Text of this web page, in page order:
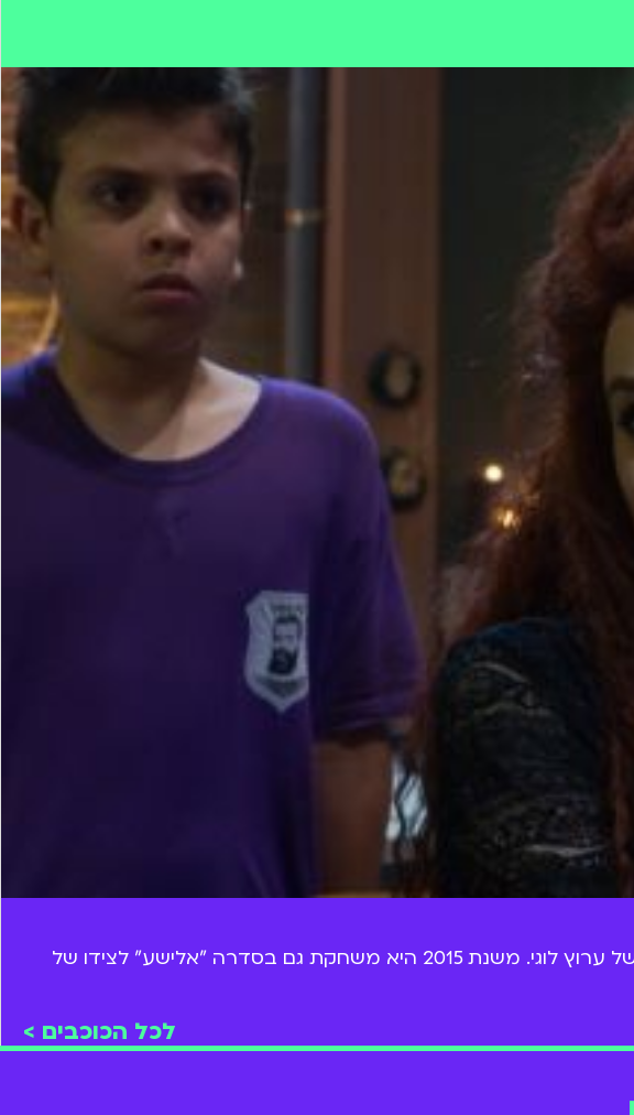
עוד לפני שהייתה בארץ נהדרת, ליאת הר לב שיחקה בתוכניות "בית ספר למכשפים", ו"המובילים" של ערוץ לוגי. משנת 2015 היא משחקת גם בסדרה "אלישע" לצידו של
לכל הכוכבים >